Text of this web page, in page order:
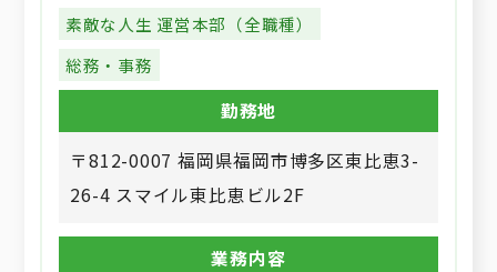
素敵な人生 運営本部（全職種）
総務・事務
勤務地
〒812-0007 福岡県福岡市博多区東比恵3-
26-4 スマイル東比恵ビル2F
業務内容